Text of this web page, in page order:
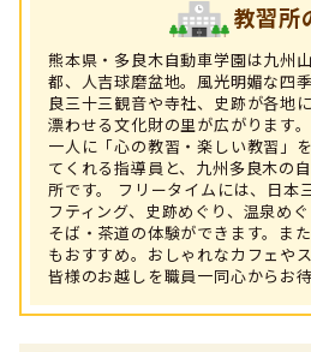
教習所
熊本県・多良木自動車学園は九州
都、人吉球磨盆地。風光明媚な四
良三十三観音や寺社、史跡が各地
漂わせる文化財の里が広がります
一人に「心の教習・楽しい教習」
てくれる指導員と、九州多良木の
所です。 フリータイムには、日本
フティング、史跡めぐり、温泉め
そば・茶道の体験ができます。ま
もおすすめ。おしゃれなカフェや
皆様のお越しを職員一同心からお